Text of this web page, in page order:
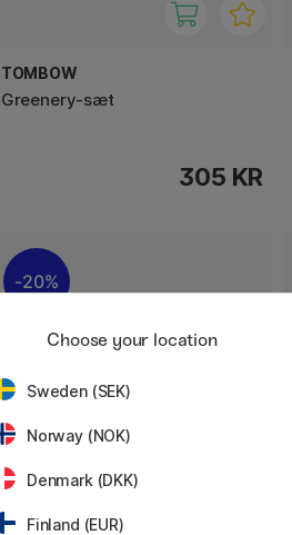
TOMBOW
Greenery-sæt
305 KR
20%
Choose your location
Sweden (SEK)
Norway (NOK)
Denmark (DKK)
Finland (EUR)